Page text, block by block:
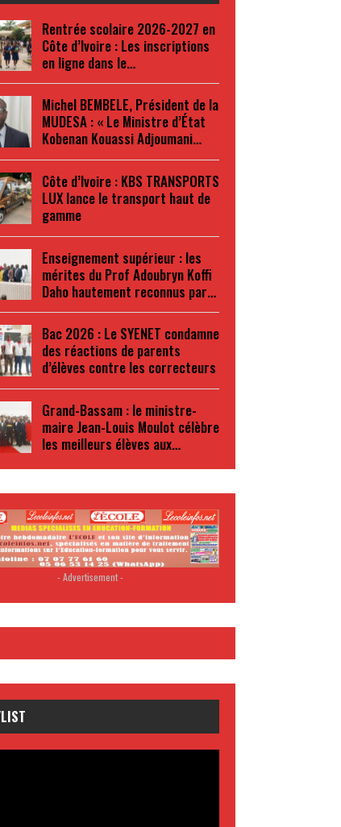
Rentrée scolaire 2026-2027 en
Côte d’Ivoire : Les inscriptions
en ligne dans le…
Michel BEMBELE, Président de la
MUDESA : « Le Ministre d’État
Kobenan Kouassi Adjoumani…
Côte d’Ivoire : KBS TRANSPORTS
LUX lance le transport haut de
gamme
Enseignement supérieur : les
mérites du Prof Adoubryn Koffi
Daho hautement reconnus par…
Bac 2026 : Le SYENET condamne
des réactions de parents
d’élèves contre les correcteurs
Grand-Bassam : le ministre-
maire Jean-Louis Moulot célèbre
les meilleurs élèves aux…
- Advertisement -